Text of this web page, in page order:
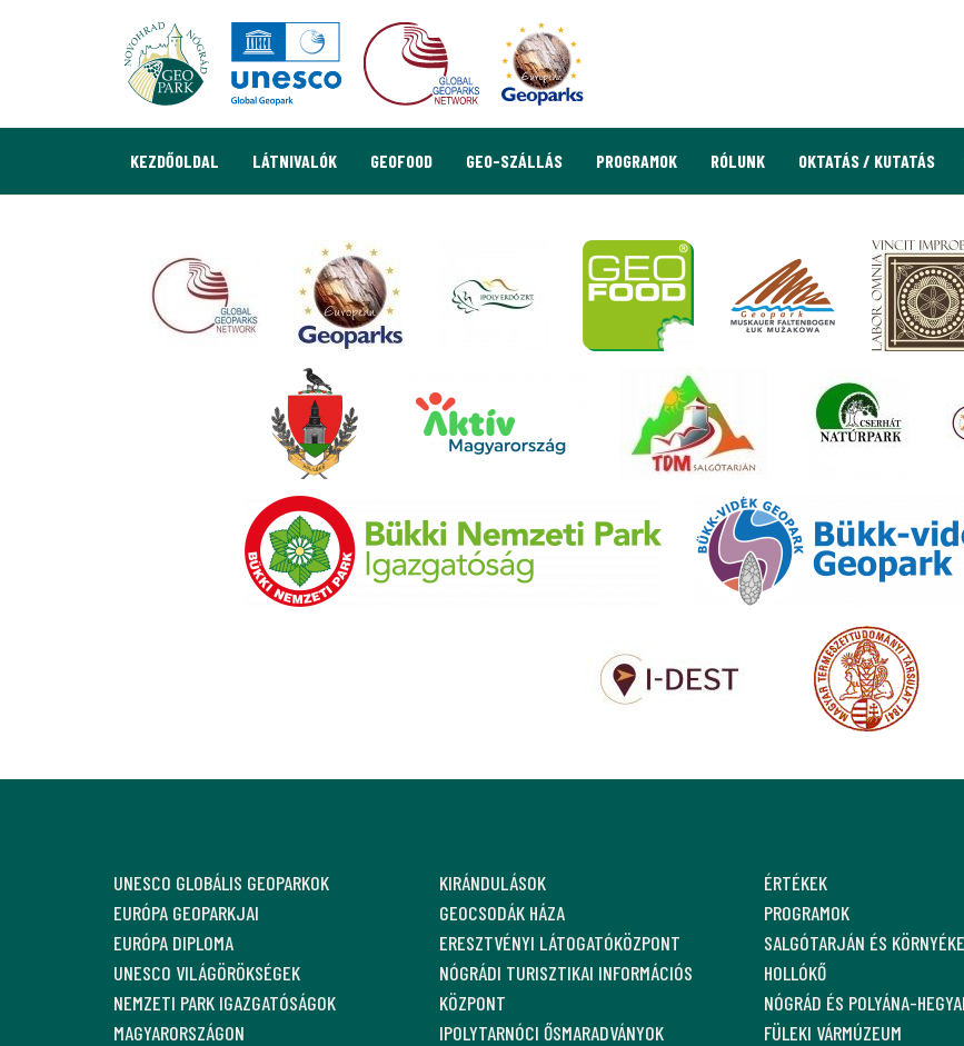
KEZDŐOLDAL LÁTNIVALÓK GEOFOOD GEO-SZÁLLÁS PROGRAMOK RÓLUNK OKTATÁS / KUTATÁS
UNESCO GLOBÁLIS GEOPARKOK
EURÓPA GEOPARKJAI
EURÓPA DIPLOMA
UNESCO VILÁGÖRÖKSÉGEK
NEMZETI PARK IGAZGATÓSÁGOK
MAGYARORSZÁGON
KIRÁNDULÁSOK
GEOCSODÁK HÁZA
ERESZTVÉNYI LÁTOGATÓKÖZPONT
NÓGRÁDI TURISZTIKAI INFORMÁCIÓS
KÖZPONT
IPOLYTARNÓCI ŐSMARADVÁNYOK
ÉRTÉKEK
PROGRAMOK
SALGÓTARJÁN ÉS KÖRNYÉKE
HOLLÓKŐ
NÓGRÁD ÉS POLYÁNA-
FÜLEKI VÁRMÚZEUM